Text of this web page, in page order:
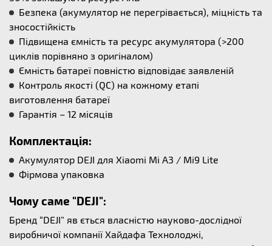
Безпека (акумулятор не перегрівається), міцність та
зносостійкість
Підвищена ємність та ресурс акумулятора (>200
циклів порівняно з оригіналом)
Ємність батареї повністю відповідає заявленій
Контроль якості (QC) на кожному етапі
виготовлення батареї
Гарантія – 12 місяців
Комплектація:
Акумулятор DEJI для Xiaomi Mi A3 / Mi9 Lite
Фірмова упаковка
Чому саме "DEJI":
Бренд “DEJI” яв ється власністю науково-дослідної
виробничої компанії Хайдафа Технолоджі,